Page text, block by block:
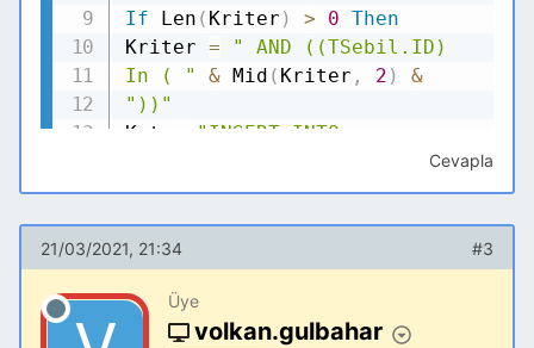
If Len ( Kriter ) > 0 Then
Kriter =
" AND ((TSebil.ID)
In ( "
&Mid ( Kriter , 2 )
&
"))"
Kmt
"INSERT INTO
TSebilGeriAl ( SeriNo, Marka,
DIrsNo, DIrsTrh, StokYeri,
Musteri, TEvrak ) " & _
"SELECT TSebil.SeriNo,
TSebil.Marka, TSebil.DIrsNo,
TSebil.DIrsTrh, 'Depoda' , ''
, '' " & _
Cevapla
21/03/2021, 21:34 #3
Üye
volkan.gulbahar